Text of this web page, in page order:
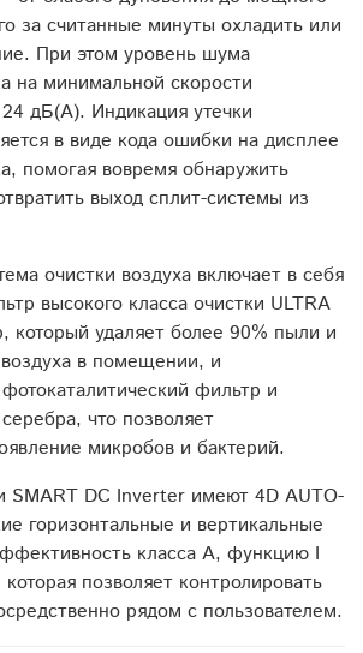
за считанные минуты охладить или
При этом уровень шума
на минимальной скорости
24 дБ(А). Индикация утечки
в виде кода ошибки на дисплее
помогая вовремя обнаружить
выход сплит-системы из
очистки воздуха включает в себя
высокого класса очистки ULTRA
который удаляет более 90% пыли и
в помещении, и
фильтр и
что позволяет
микробов и бактерий.
SMART DC Inverter имеют 4D AUTO-
горизонтальные и вертикальные
класса А, функцию I
позволяет контролировать
рядом с пользователем.